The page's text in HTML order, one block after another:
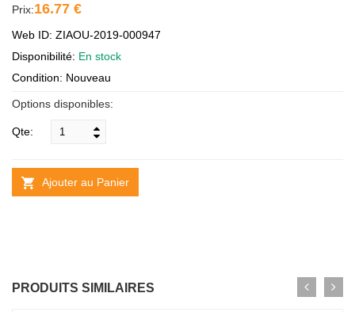
Prix:16.77 €
Web ID: ZIAOU-2019-000947
Disponibilité: En stock
Condition: Nouveau
Options disponibles:
Qte:
Ajouter au Panier
PRODUITS SIMILAIRES